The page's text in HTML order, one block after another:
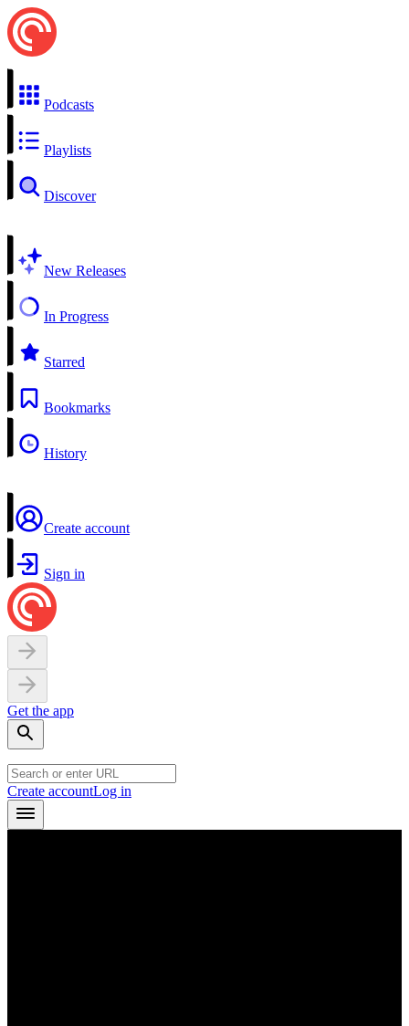
Podcasts
Playlists
Discover
New Releases
In Progress
Starred
Bookmarks
History
Create account
Sign in
Get the app
Create accountLog in